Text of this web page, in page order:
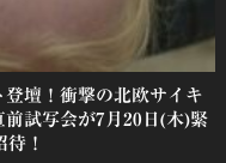
登壇！衝撃の北欧サイキ
試写会が7月20日(木)緊
！